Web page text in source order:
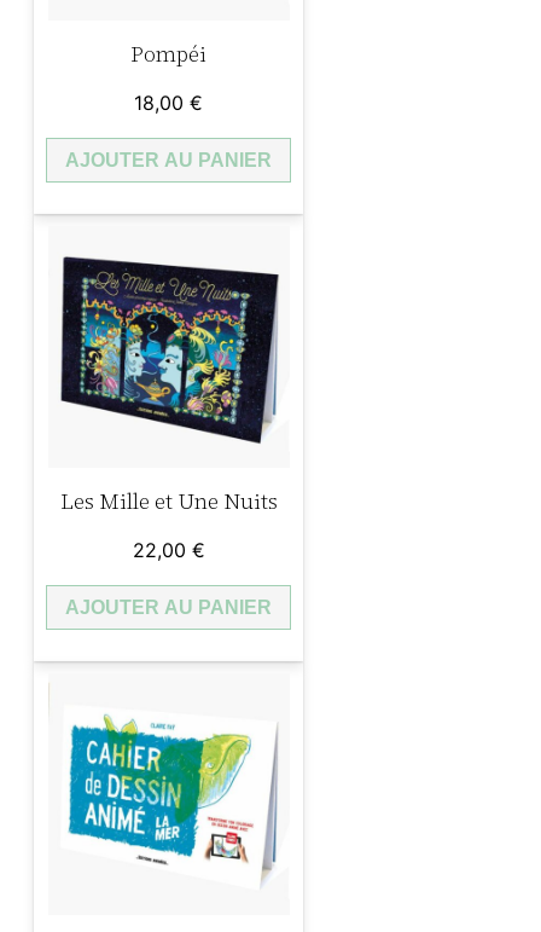
Pompéi
18,00 €
AJOUTER AU PANIER
Les Mille et Une Nuits
22,00 €
AJOUTER AU PANIER